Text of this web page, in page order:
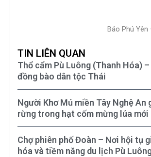
Báo Phú Yên
TIN LIÊN QUAN
Thổ cẩm Pù Luông (Thanh Hóa)
đồng bào dân tộc Thái
Người Khơ Mú miền Tây Nghệ An
rừng trong hạt cốm mừng lúa mới
Chợ phiên phố Đoàn – Nơi hội tụ
hóa và tiềm năng du lịch Pù